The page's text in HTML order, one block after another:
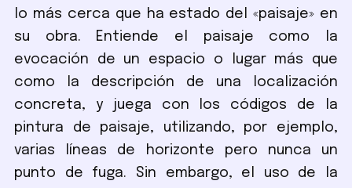
lo más cerca que ha estado del «paisaje» en
su obra. Entiende el paisaje como la
evocación de un espacio o lugar más que
como la descripción de una localización
concreta, y juega con los códigos de la
pintura de paisaje, utilizando, por ejemplo,
varias líneas de horizonte pero nunca un
punto de fuga. Sin embargo, el uso de la